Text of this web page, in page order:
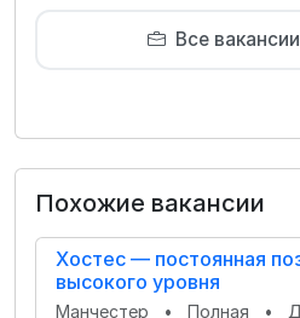
Все
Похожие вакансии
Хостес — постоянная
высокого уровня
Манчестер • Полная •